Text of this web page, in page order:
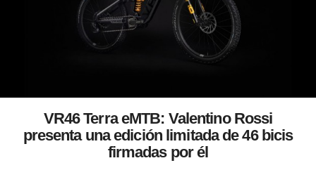
VR46 Terra eMTB: Valentino Rossi
presenta una edición limitada de 46 bicis
firmadas por él